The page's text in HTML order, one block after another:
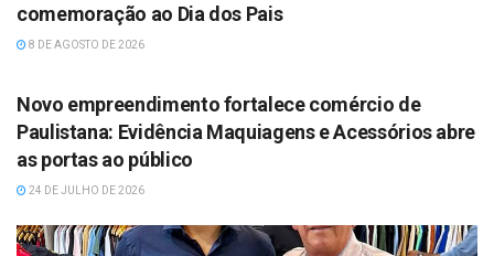
comemoração ao Dia dos Pais
8 DE AGOSTO DE 2026
Novo empreendimento fortalece comércio de
Paulistana: Evidência Maquiagens e Acessórios abre
as portas ao público
24 DE JULHO DE 2026